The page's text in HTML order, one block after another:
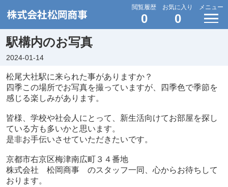
閲覧履歴
0
お気に入り
0
メニュー
駅構内のお写真
2024-01-14
松尾大社駅に来られた事がありますか？
四季この場所でお写真を撮っていますが、四季色で季節を
感じる楽しみがあります。
皆様、学校や社会人にとって、新生活向けてお部屋を探し
ている方も多いかと思います。
是非お手伝いさせていただきたいです。
京都市右京区梅津南広町３４番地
株式会社 松岡商事 のスタッフ一同、心からお待ちして
おります。